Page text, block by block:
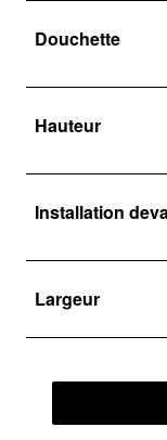
Douchette
Hauteur
Installation
Largeur